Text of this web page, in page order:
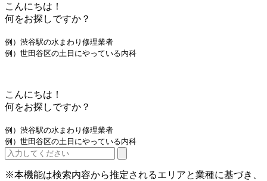
こんにちは！
何をお探しですか？
例）渋谷駅の水まわり修理業者
例）世田谷区の土日にやっている内科
こんにちは！
何をお探しですか？
例）渋谷駅の水まわり修理業者
例）世田谷区の土日にやっている内科
※本機能は検索内容から推定されるエリアと業種に基づき、